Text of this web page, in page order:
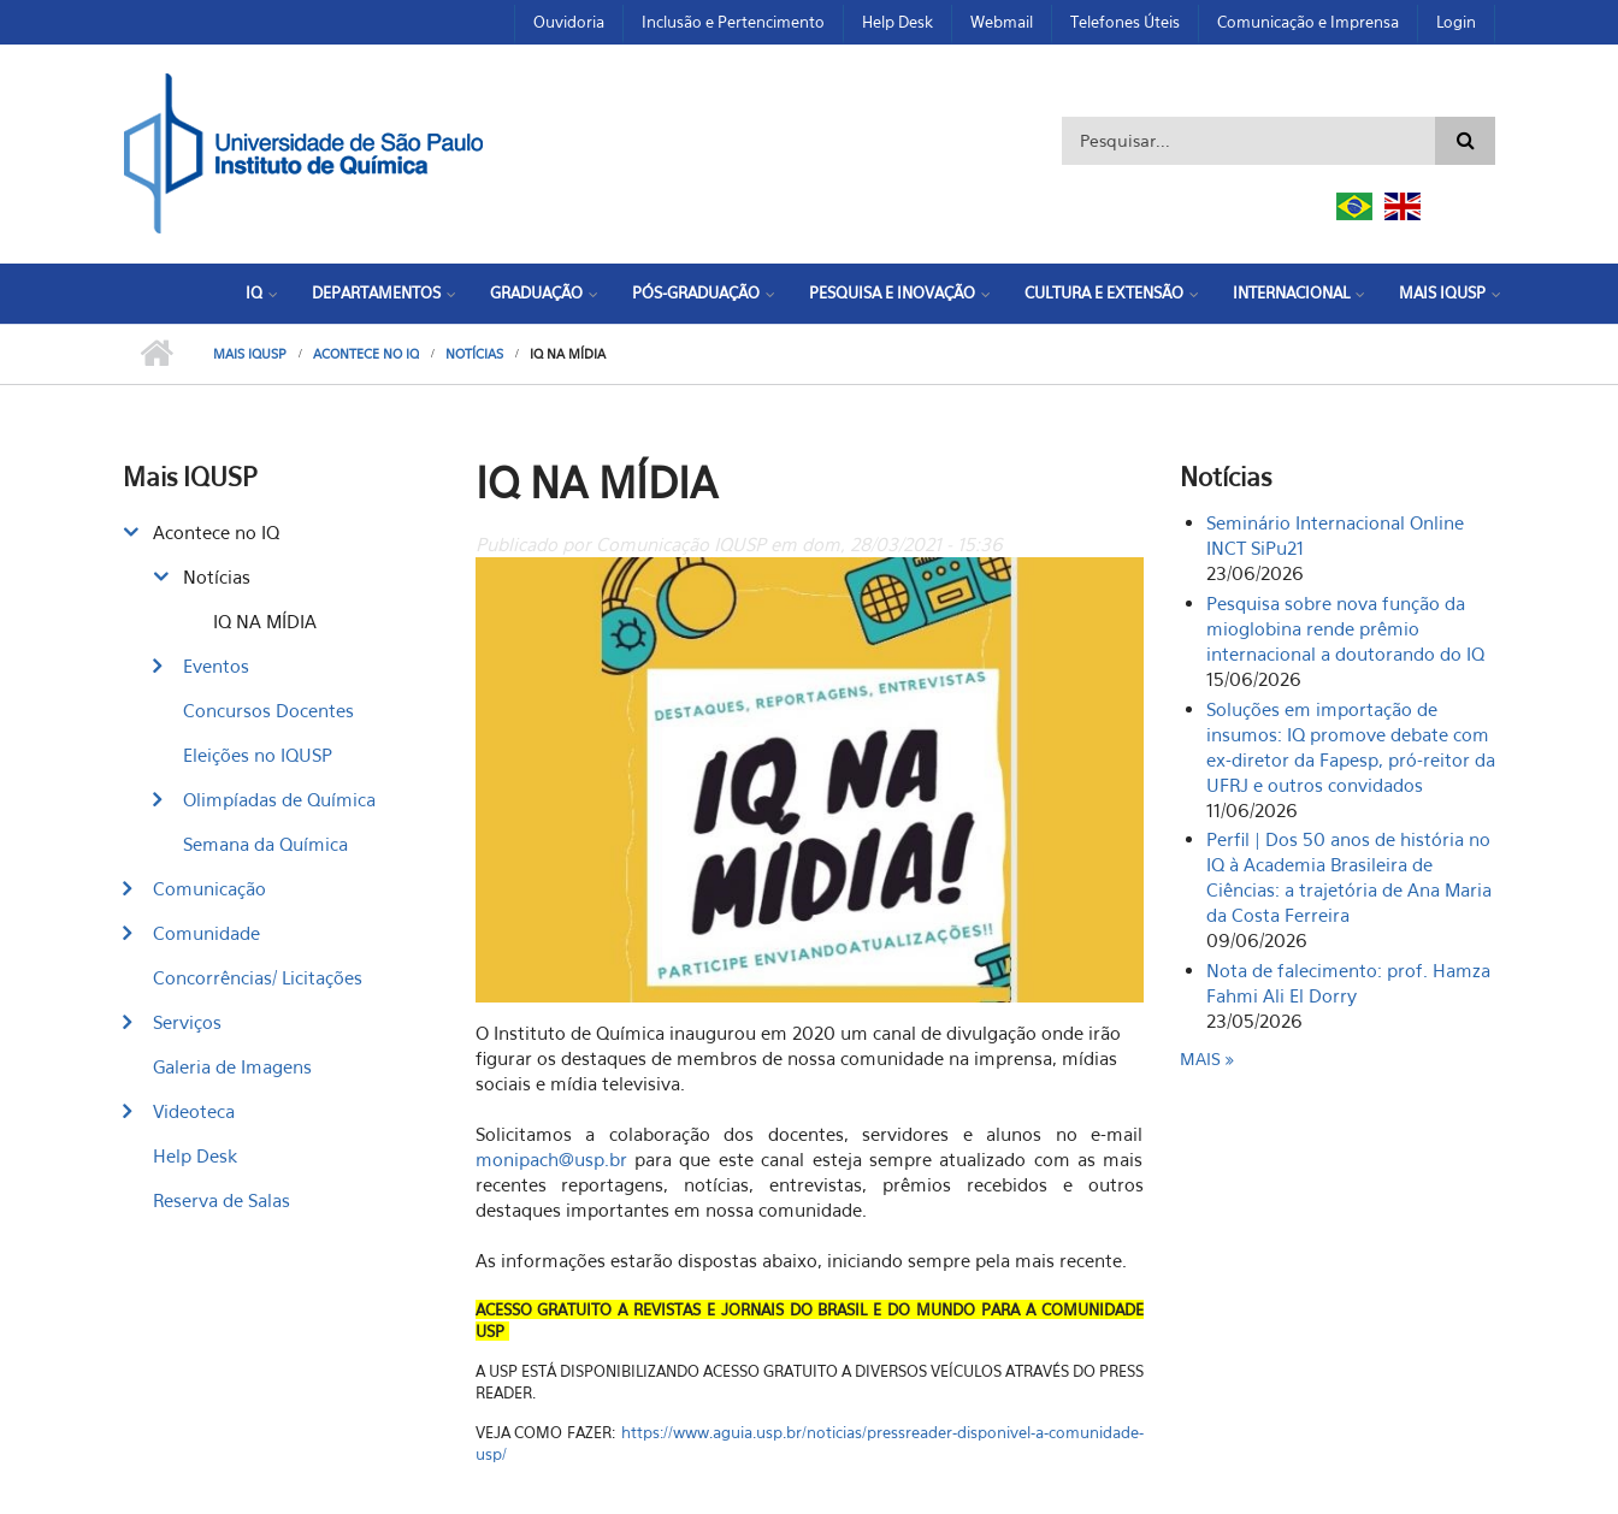
Ouvidoria Inclusão e Pertencimento Help Desk Webmail Telefones Úteis Comunicação e Imprensa Login
Formulário de busca
IQ DEPARTAMENTOS GRADUAÇÃO PÓS-GRADUAÇÃO PESQUISA E INOVAÇÃO CULTURA E EXTENSÃO INTERNACIONAL MAIS IQUSP
MAIS IQUSP ACONTECE NO IQ NOTÍCIAS IQ NA MÍDIA
Mais IQUSP
Acontece no IQ
Notícias
IQ NA MÍDIA
Eventos
Concursos Docentes
Eleições no IQUSP
Olimpíadas de Química
Semana da Química
Comunicação
Comunidade
Concorrências/ Licitações
Serviços
Galeria de Imagens
Videoteca
Help Desk
Reserva de Salas
IQ NA MÍDIA
Publicado por Comunicação IQUSP em dom, 28/03/2021 - 15:36
O Instituto de Química inaugurou em 2020 um canal de divulgação onde irão
figurar os destaques de membros de nossa comunidade na imprensa, mídias
sociais e mídia televisiva.
Solicitamos a colaboração dos docentes, servidores e alunos no e-mail
monipach@usp.brpara que este canal esteja sempre atualizado com as mais
recentes reportagens, notícias, entrevistas, prêmios recebidos e outros
destaques importantes em nossa comunidade.
As informações estarão dispostas abaixo, iniciando sempre pela mais recente.
ACESSO GRATUITO A REVISTAS E JORNAIS DO BRASIL E DO MUNDO PARA A COMUNIDADE
USP
A USP ESTÁ DISPONIBILIZANDO ACESSO GRATUITO A DIVERSOS VEÍCULOS ATRAVÉS DO PRESS
READER.
VEJA COMO FAZER: https://www.aguia.usp.br/noticias/pressreader-disponivel-a-comunidade-
usp/
Notícias
Seminário Internacional Online
INCT SiPu21
23/06/2026
Pesquisa sobre nova função da
mioglobina rende prêmio
internacional a doutorando do IQ
15/06/2026
Soluções em importação de
insumos: IQ promove debate com
ex-diretor da Fapesp, pró-reitor da
UFRJ e outros convidados
11/06/2026
Perfil | Dos 50 anos de história no
IQ à Academia Brasileira de
Ciências: a trajetória de Ana Maria
da Costa Ferreira
09/06/2026
Nota de falecimento: prof. Hamza
Fahmi Ali El Dorry
23/05/2026
MAIS